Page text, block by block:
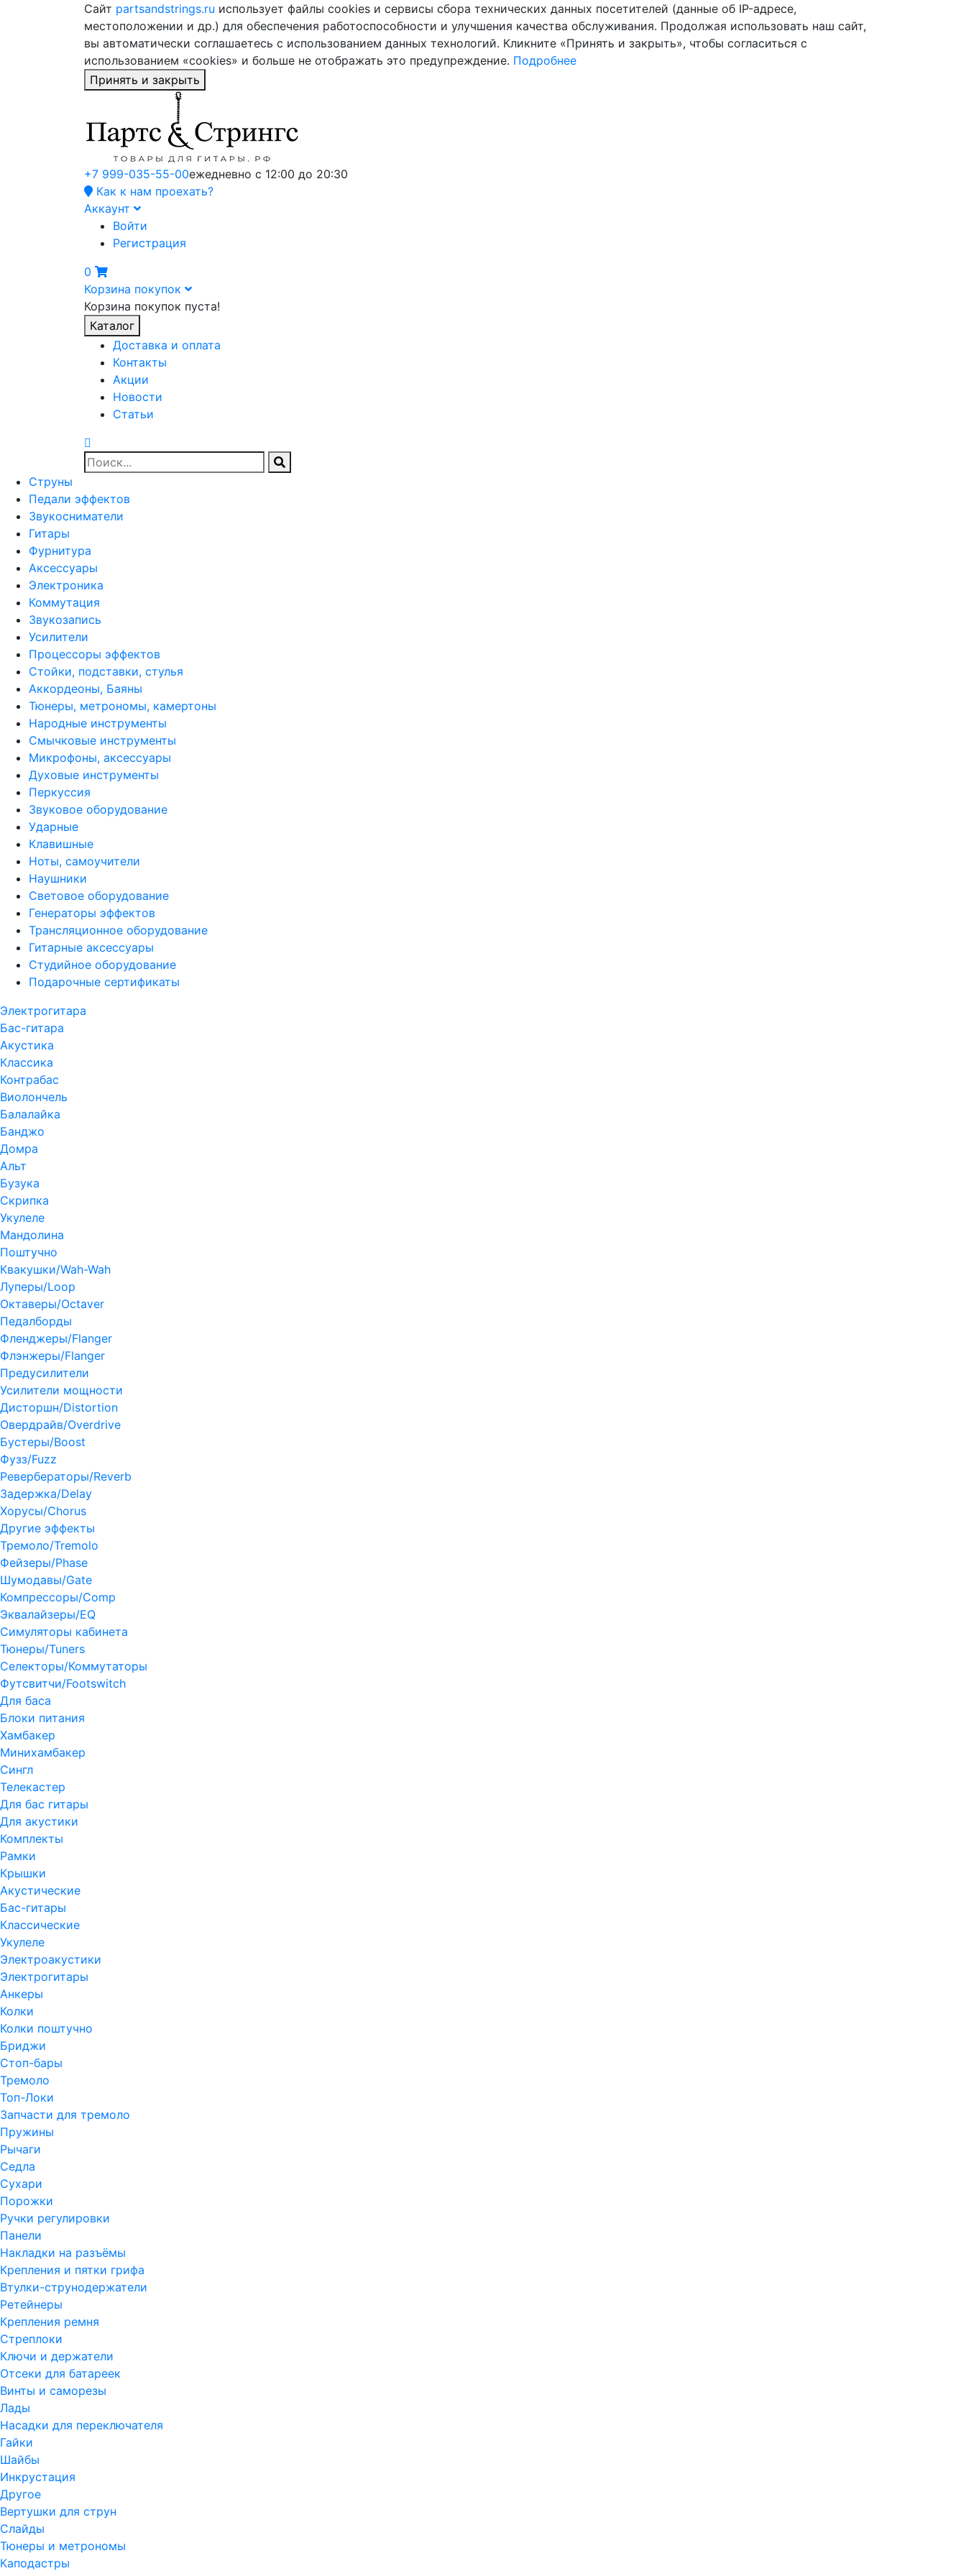
Сайт partsandstrings.ru использует файлы cookies и сервисы сбора технических данных посетителей (данные об IP-адресе,
местоположении и др.) для обеспечения работоспособности и улучшения качества обслуживания. Продолжая использовать наш сайт,
вы автоматически соглашаетесь с использованием данных технологий. Кликните «Принять и закрыть», чтобы согласиться с
использованием «cookies» и больше не отображать это предупреждение. Подробнее
Принять и закрыть
+7 999-035-55-00ежедневно с 12:00 до 20:30
Как к нам проехать?
Аккаунт
Войти
Регистрация
0
Корзина покупок
Корзина покупок пуста!
Каталог
Доставка и оплата
Контакты
Акции
Новости
Статьи
Струны
Педали эффектов
Звукосниматели
Гитары
Фурнитура
Аксессуары
Электроника
Коммутация
Звукозапись
Усилители
Процессоры эффектов
Стойки, подставки, стулья
Аккордеоны, Баяны
Тюнеры, метрономы, камертоны
Народные инструменты
Смычковые инструменты
Микрофоны, аксессуары
Духовые инструменты
Перкуссия
Звуковое оборудование
Ударные
Клавишные
Ноты, самоучители
Наушники
Световое оборудование
Генераторы эффектов
Трансляционное оборудование
Гитарные аксессуары
Студийное оборудование
Подарочные сертификаты
Электрогитара
Бас-гитара
Акустика
Классика
Контрабас
Виолончель
Балалайка
Банджо
Домра
Альт
Бузука
Скрипка
Укулеле
Мандолина
Поштучно
Квакушки/Wah-Wah
Луперы/Loop
Октаверы/Octaver
Педалборды
Фленджеры/Flanger
Флэнжеры/Flanger
Предусилители
Усилители мощности
Дисторшн/Distortion
Овердрайв/Overdrive
Бустеры/Boost
Фузз/Fuzz
Ревербераторы/Reverb
Задержка/Delay
Хорусы/Chorus
Другие эффекты
Тремоло/Tremolo
Фейзеры/Phase
Шумодавы/Gate
Компрессоры/Comp
Эквалайзеры/EQ
Симуляторы кабинета
Тюнеры/Tuners
Селекторы/Коммутаторы
Футсвитчи/Footswitch
Для баса
Блоки питания
Хамбакер
Минихамбакер
Сингл
Телекастер
Для бас гитары
Для акустики
Комплекты
Рамки
Крышки
Акустические
Бас-гитары
Классические
Укулеле
Электроакустики
Электрогитары
Анкеры
Колки
Колки поштучно
Бриджи
Стоп-бары
Тремоло
Топ-Локи
Запчасти для тремоло
Пружины
Рычаги
Седла
Сухари
Порожки
Ручки регулировки
Панели
Накладки на разъёмы
Крепления и пятки грифа
Втулки-струнодержатели
Ретейнеры
Крепления ремня
Стреплоки
Ключи и держатели
Отсеки для батареек
Винты и саморезы
Лады
Насадки для переключателя
Гайки
Шайбы
Инкрустация
Другое
Вертушки для струн
Слайды
Тюнеры и метрономы
Каподастры